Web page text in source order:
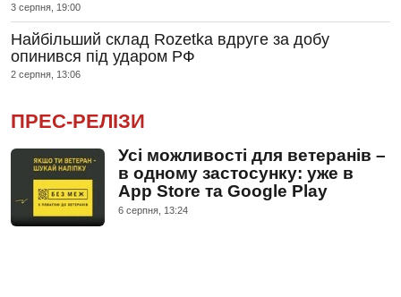
3 серпня, 19:00
Найбільший склад Rozetka вдруге за добу
опинився під ударом РФ
2 серпня, 13:06
ПРЕС-РЕЛІЗИ
Усі можливості для ветеранів –
в одному застосунку: уже в
App Store та Google Play
6 серпня, 13:24